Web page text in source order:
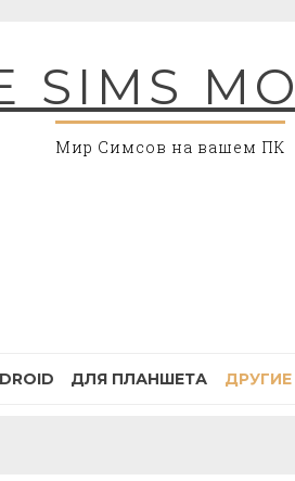
SIMS
Мир Симсов на вашем ПК
ДЛЯ ПЛАНШЕТА